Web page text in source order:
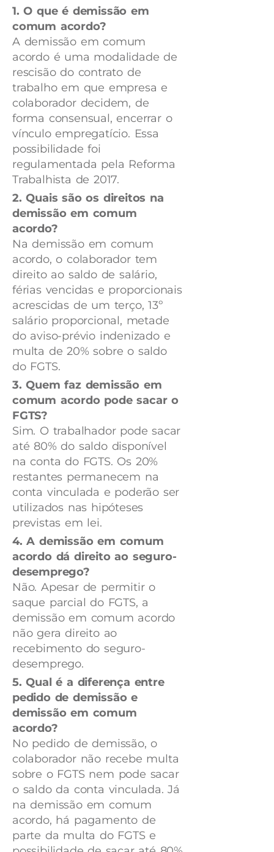
1. O que é demissão em
comum acordo?
A demissão em comum
acordo é uma modalidade de
rescisão do contrato de
trabalho em que empresa e
colaborador decidem, de
forma consensual, encerrar o
vínculo empregatício. Essa
possibilidade foi
regulamentada pela Reforma
Trabalhista de 2017.
2. Quais são os direitos na
demissão em comum
acordo?
Na demissão em comum
acordo, o colaborador tem
direito ao saldo de salário,
férias vencidas e proporcionais
acrescidas de um terço, 13º
salário proporcional, metade
do aviso-prévio indenizado e
multa de 20% sobre o saldo
do FGTS.
3. Quem faz demissão em
comum acordo pode sacar o
FGTS?
Sim. O trabalhador pode sacar
até 80% do saldo disponível
na conta do FGTS. Os 20%
restantes permanecem na
conta vinculada e poderão ser
utilizados nas hipóteses
previstas em lei.
4. A demissão em comum
acordo dá direito ao seguro-
desemprego?
Não. Apesar de permitir o
saque parcial do FGTS, a
demissão em comum acordo
não gera direito ao
recebimento do seguro-
desemprego.
5. Qual é a diferença entre
pedido de demissão e
demissão em comum
acordo?
No pedido de demissão, o
colaborador não recebe multa
sobre o FGTS nem pode sacar
o saldo da conta vinculada. Já
na demissão em comum
acordo, há pagamento de
parte da multa do FGTS e